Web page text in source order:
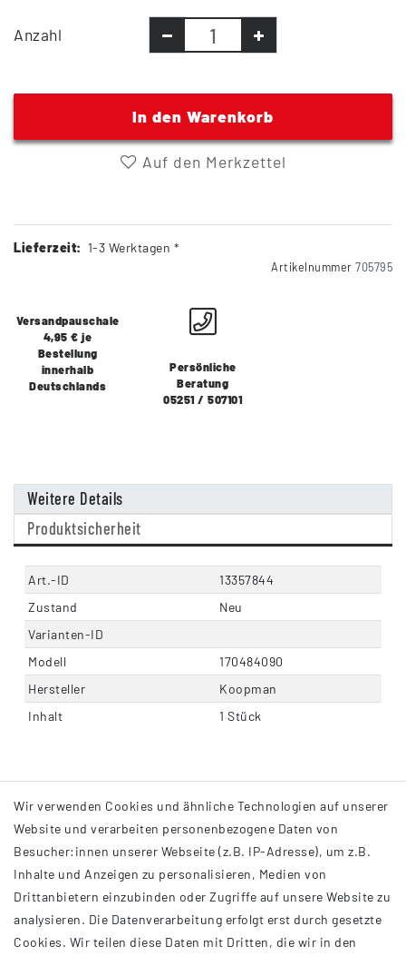
Anzahl
In den Warenkorb
Auf den Merkzettel
Lieferzeit: 1-3 Werktagen *
Artikelnummer 705795
Versandpauschale
4,95 € je
Bestellung
innerhalb
Deutschlands
Persönliche
Beratung
05251 / 507101
Weitere Details
Produktsicherheit
Art.-ID
13357844
Zustand
Neu
Varianten-ID
Modell
170484090
Hersteller
Koopman
Inhalt
1 Stück
INFORMATIONEN
Wir verwenden Cookies und ähnliche Technologien auf unserer
Website und verarbeiten personenbezogene Daten von
Besucher:innen unserer Webseite (z.B. IP-Adresse), um z.B.
Inhalte und Anzeigen zu personalisieren, Medien von
Drittanbietern einzubinden oder Zugriffe auf unsere Website zu
analysieren. Die Datenverarbeitung erfolgt erst durch gesetzte
Cookies. Wir teilen diese Daten mit Dritten, die wir in den